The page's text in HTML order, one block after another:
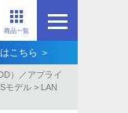
商品一覧
こちら ＞
）／アプライ
モデル > LAN